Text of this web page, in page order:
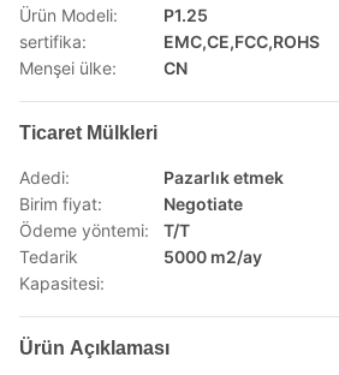
Ürün Modeli:
P1.25
sertifika:
EMC,CE,FCC,ROHS
Menşei ülke:
CN
Ticaret Mülkleri
Adedi:
Pazarlık etmek
Birim fiyat:
Negotiate
Ödeme yöntemi:
T/T
Tedarik
Kapasitesi:
5000 m2/ay
Ürün Açıklaması